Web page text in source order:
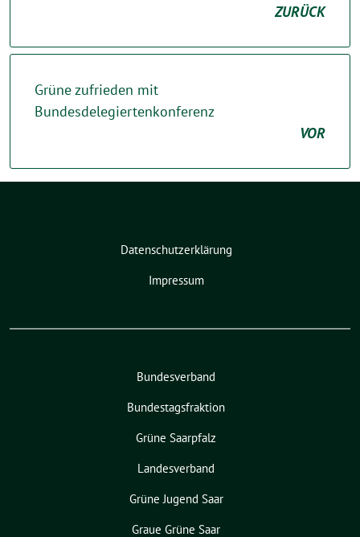
ZURÜCK
Grüne zufrieden mit
Bundesdelegiertenkonferenz
VOR
Datenschutzerklärung
Impressum
Bundesverband
Bundestagsfraktion
Grüne Saarpfalz
Landesverband
Grüne Jugend Saar
Graue Grüne Saar